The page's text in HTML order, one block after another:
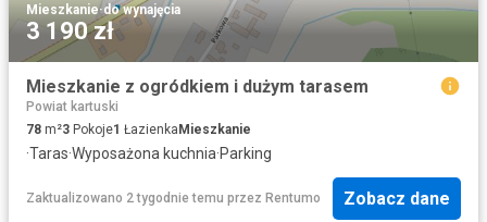
Mieszkanie·do wynajęcia
3 190 zł
Mieszkanie z ogródkiem i dużym tarasem
Powiat kartuski
78 m²3 Pokoje1 Łazienka Mieszkanie
·Taras·Wyposażona kuchnia·Parking
Zaktualizowano 2 tygodnie temu przez Rentumo Zobacz dane